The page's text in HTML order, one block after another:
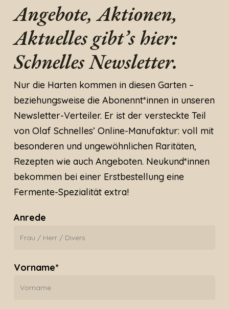
Angebote, Aktionen,
Aktuelles gibt’s hier:
Schnelles Newsletter.
Nur die Harten kommen in diesen Garten –
beziehungsweise die Abonennt*innen in unseren
Newsletter-Verteiler. Er ist der versteckte Teil
von Olaf Schnelles’ Online-Manufaktur: voll mit
besonderen und ungewöhnlichen Raritäten,
Rezepten wie auch Angeboten. Neukund*innen
bekommen bei einer Erstbestellung eine
Fermente-Spezialität extra!
Anrede
Vorname*